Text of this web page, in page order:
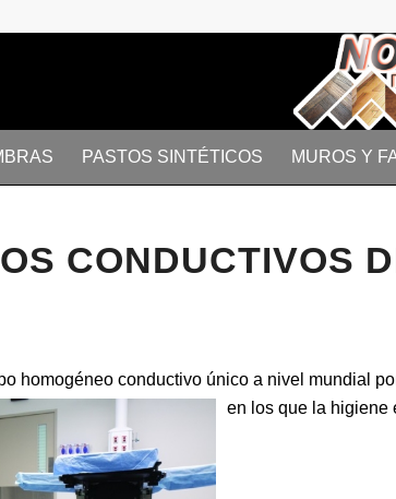
PASTOS SINTÉTICOS MUROS Y
CONDUCTIVOS
homogéneo conductivo único a nivel mundial
en los que la higiene